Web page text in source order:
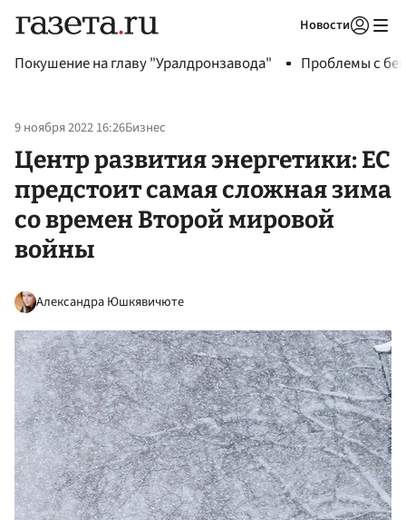
Новости
Покушение на главу "Уралдронзавода" Проблемы с
9 ноября 2022 16:26Бизнес
Центр развития энергетики: ЕС
предстоит самая сложная зима
со времен Второй мировой
войны
Александра Юшкявичюте